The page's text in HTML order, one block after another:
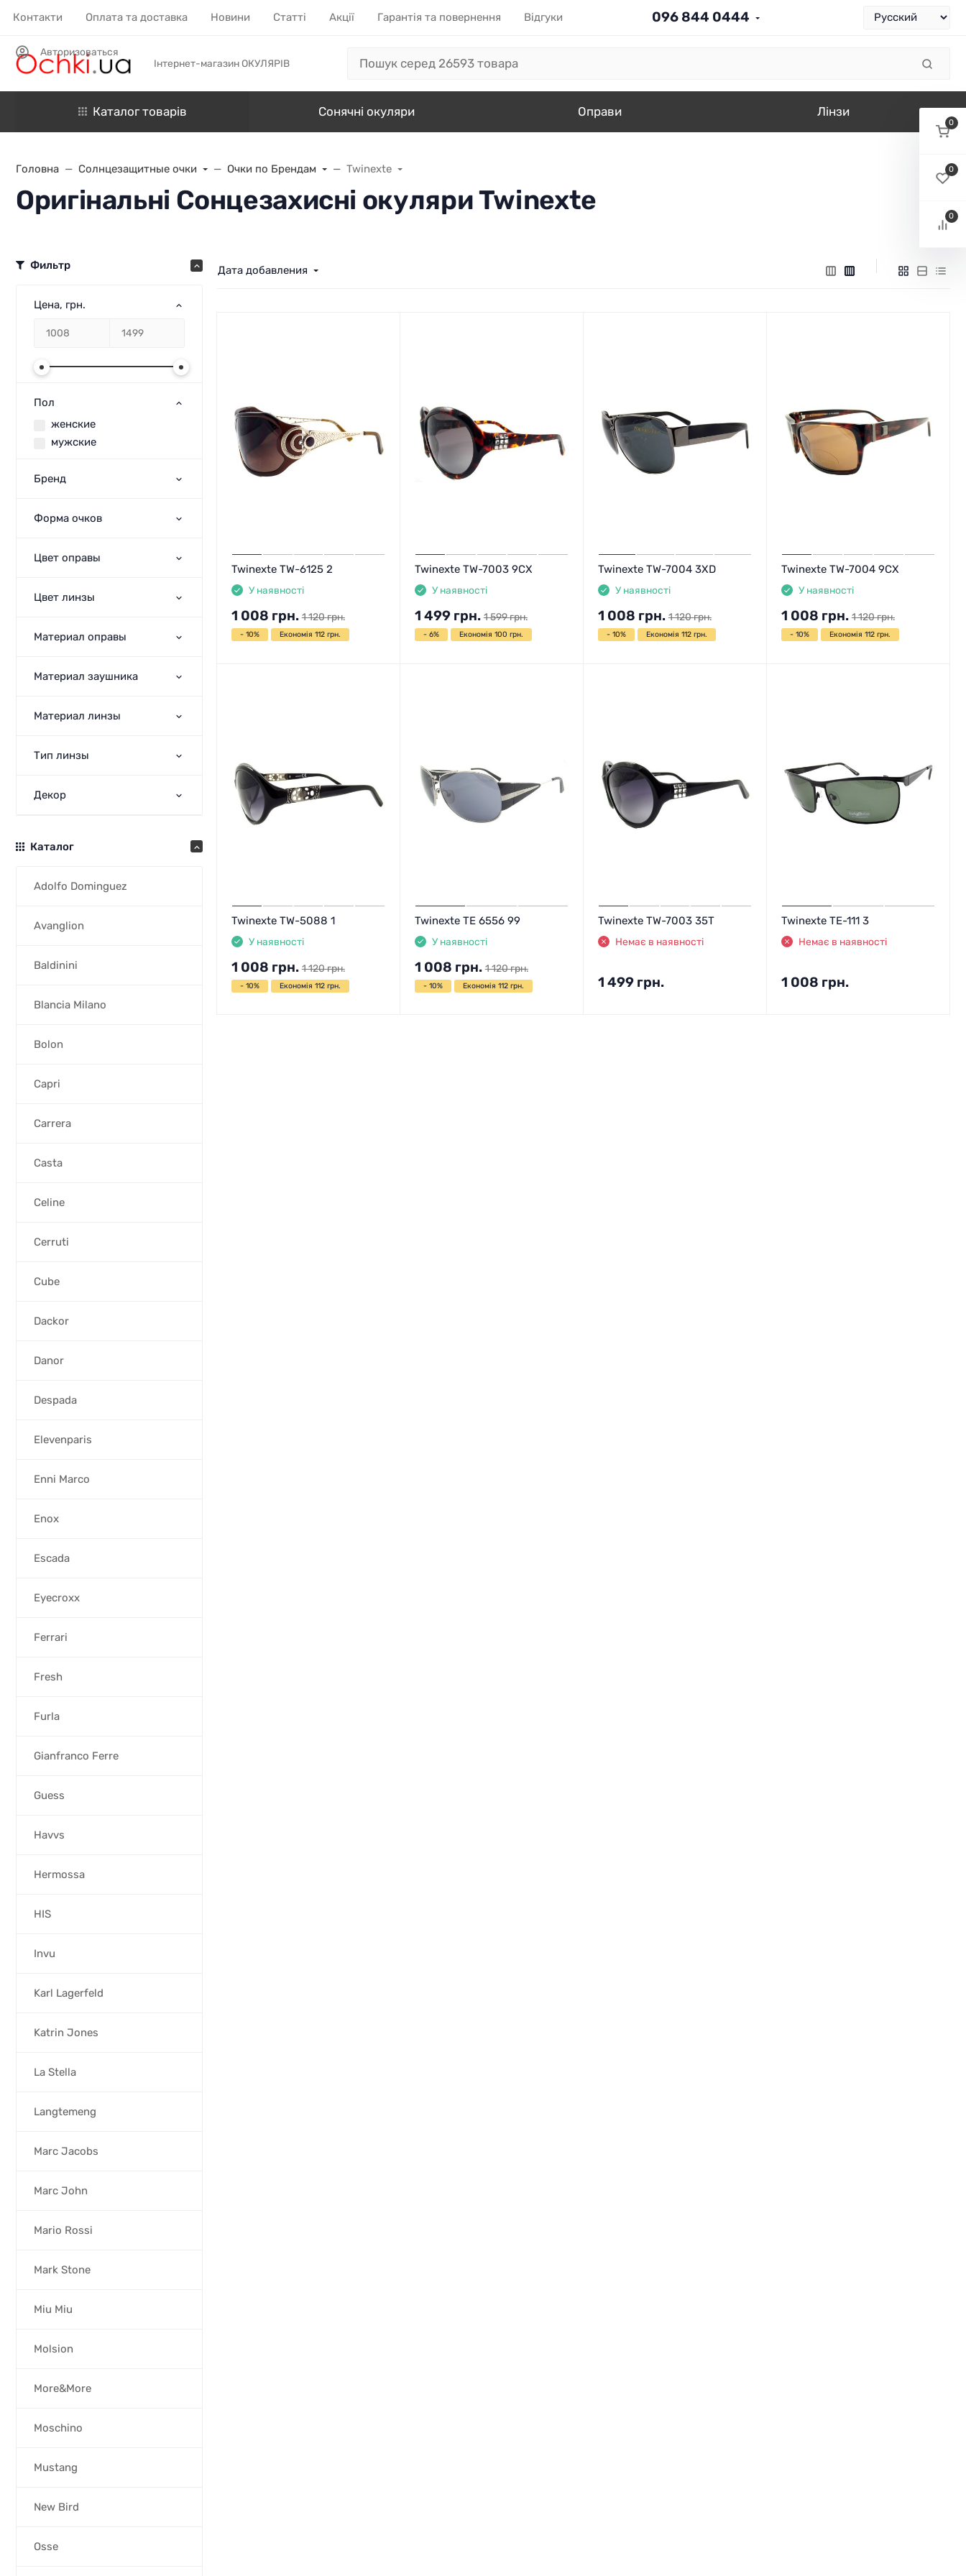
Контакти Оплата та доставка Новини Статті Акції Гарантія та повернення Відгуки 096 844 0444
Авторизоваться
Інтернет-магазин ОКУЛЯРІВ
Каталог товарів Сонячні окуляри Оправи Лінзи
Головна Солнцезащитные очки Очки по Брендам Twinexte
Оригінальні Сонцезахисні окуляри Twinexte
Фильтр
Цена, грн.
Пол
женские
мужские
Бренд
Форма очков
Цвет оправы
Цвет линзы
Материал оправы
Материал заушника
Материал линзы
Тип линзы
Декор
Каталог
Adolfo Dominguez
Avanglion
Baldinini
Blancia Milano
Bolon
Capri
Carrera
Casta
Celine
Cerruti
Cube
Dackor
Danor
Despada
Elevenparis
Enni Marco
Enox
Escada
Eyecroxx
Ferrari
Fresh
Furla
Gianfranco Ferre
Guess
Havvs
Hermossa
HIS
Invu
Karl Lagerfeld
Katrin Jones
La Stella
Langtemeng
Marc Jacobs
Marc John
Mario Rossi
Mark Stone
Miu Miu
Molsion
More&More
Moschino
Mustang
New Bird
Osse
Дата добавления
Twinexte TW-6125 2
У наявності
1 008 грн. 1 120грн.
- 10% Економія 112 грн.
Twinexte TW-7003 9CX
У наявності
1 499 грн. 1 599грн.
- 6% Економія 100 грн.
Twinexte TW-7004 3XD
У наявності
1 008 грн. 1 120грн.
- 10% Економія 112 грн.
Twinexte TW-7004 9CX
У наявності
1 008 грн. 1 120грн.
- 10% Економія 112 грн.
Twinexte TW-5088 1
У наявності
1 008 грн. 1 120грн.
- 10% Економія 112 грн.
Twinexte TE 6556 99
У наявності
1 008 грн. 1 120грн.
- 10% Економія 112 грн.
Twinexte TW-7003 35T
Немає в наявності
1 499 грн.
Twinexte TE-111 3
Немає в наявності
1 008 грн.
0
0
0